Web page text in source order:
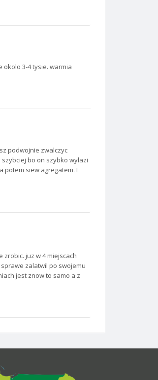
3-4 tysie. warmia
podwojnie zwalczyc
bo on szybko wylazi
potem siew agregatem. I
juz w 4 miejscach
zalatwil po swojemu
jest znow to samo a z